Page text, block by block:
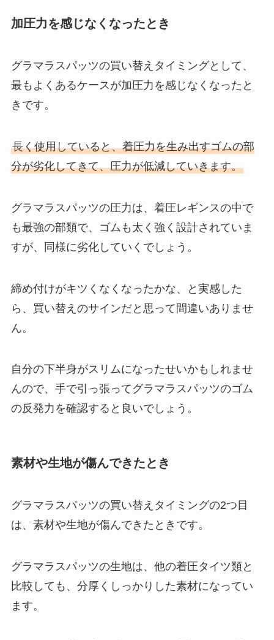
加圧力を感じなくなったとき
グラマラスパッツの買い替えタイミングとして、
最もよくあるケースが加圧力を感じなくなったと
きです。
長く使用していると、着圧力を生み出すゴムの部
分が劣化してきて、圧力が低減していきます。
グラマラスパッツの圧力は、着圧レギンスの中で
も最強の部類で、ゴムも太く強く設計されていま
すが、同様に劣化していくでしょう。
締め付けがキツくなくなったかな、と実感した
ら、買い替えのサインだと思って間違いありませ
ん。
自分の下半身がスリムになったせいかもしれませ
んので、手で引っ張ってグラマラスパッツのゴム
の反発力を確認すると良いでしょう。
素材や生地が傷んできたとき
グラマラスパッツの買い替えタイミングの2つ目
は、素材や生地が傷んできたときです。
グラマラスパッツの生地は、他の着圧タイツ類と
比較しても、分厚くしっかりした素材になってい
ます。